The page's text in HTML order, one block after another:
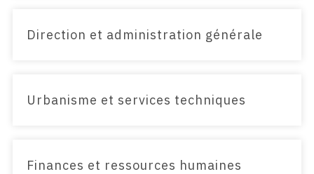
Direction et administration générale
Urbanisme et services techniques
Finances et ressources humaines